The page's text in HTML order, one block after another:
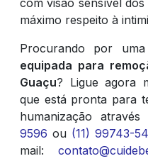
com visão sensível
máximo respeito à
Procurando por
equipada para
Guaçu? Ligue agora
que está pronta para
humanização
9596 ou (11) 99743-
mail: